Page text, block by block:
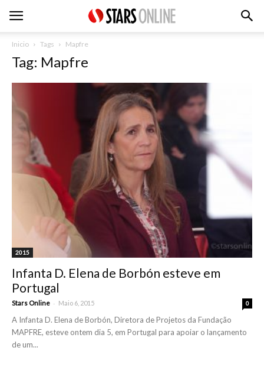
Inicio Tags Mapfre
Tag: Mapfre
2015
Infanta D. Elena de Borbón esteve em
Portugal
Stars Online - Maio 6, 2015 0
A Infanta D. Elena de Borbón, Diretora de Projetos da Fundação
MAPFRE, esteve ontem dia 5, em Portugal para apoiar o lançamento
de um...